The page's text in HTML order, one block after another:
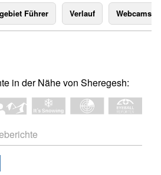
Führer Verlauf Webcams
in der Nähe von Sheregesh: